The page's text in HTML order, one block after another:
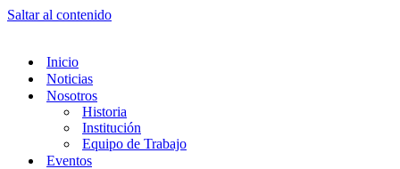
Saltar al contenido
Inicio
Noticias
Nosotros
Historia
Institución
Equipo de Trabajo
Eventos